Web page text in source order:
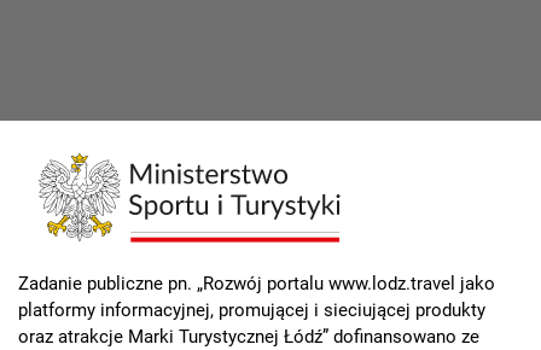
Zadanie publiczne pn. „Rozwój portalu www.lodz.travel jako
platformy informacyjnej, promującej i sieciującej produkty
oraz atrakcje Marki Turystycznej Łódź” dofinansowano ze